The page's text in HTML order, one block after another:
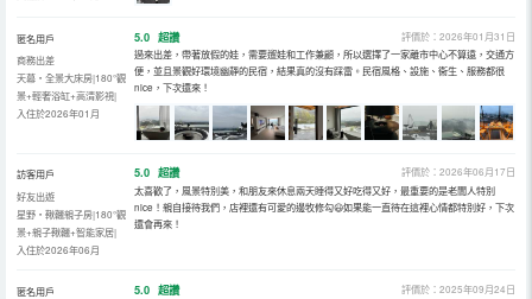
匿名用戶
商務出差
天幕・全景大床房|180°觀
景+輕奢浴缸+高清影視|
入住於2026年01月
5.0 超讚
評價於：2026年01月31日
過來出差，帶著放假的娃，需要遛娃和工作兼顧，所以選擇了一家離市中心不算遠，交通方
便，並且景觀好環境幽靜的民宿，結果真的沒有踩雷。民宿風格、設施、衞生、服務都很
nice，下次還來！
訪客用戶
好友出遊
星野・鞦韆親子房|180°觀
景+親子鞦韆+智能家居|
入住於2026年06月
5.0 超讚
評價於：2026年06月17日
太喜歡了，風景特別美，和朋友來休息兩天睡得又好吃得又好，最重要的是老闆人特別
nice！親自接待我們，店裡還有可愛的邊牧修勾😃如果能一直待在這裡心情都特別好，下次
還會再來！
匿名用戶
5.0 超讚
評價於：2025年09月24日